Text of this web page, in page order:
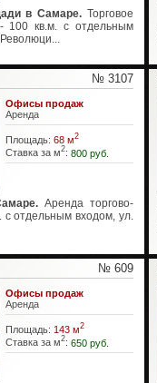
в Самаре.Торговое
кв.м. с отдельным
№ 3107
Офисы продаж
Аренда
Площадь: 68 м2
Ставка за м2: 800 руб.
Аренда торгово-
отдельным входом, ул.
№ 609
Офисы продаж
Аренда
Площадь: 143 м2
Ставка за м2: 650 руб.